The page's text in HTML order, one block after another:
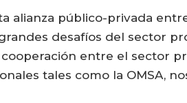
alianza público-privada
desafíos del sector
entre el sector
tales como la OMSA,